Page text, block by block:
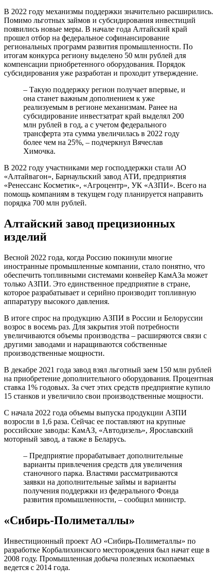
В 2022 году механизмы поддержки значительно расширились.
Помимо льготных займов и субсидирования инвестиций
появились новые меры. В начале года Алтайский край
прошел отбор на федеральное софинансирование
региональных программ развития промышленности. По
итогам конкурса региону выделено 50 млн рублей для
компенсации приобретенного оборудования. Порядок
субсидирования уже разработан и проходит утверждение.
– Такую поддержку регион получает впервые, и
она станет важным дополнением к уже
реализуемым в регионе механизмам. Ранее на
субсидирование инвестзатрат край выделял 200
млн рублей в год, а с учетом федерального
трансферта эта сумма увеличилась в 2022 году
более чем на 25%, – подчеркнул Вячеслав
Химочка.
В 2022 году участниками мер господдержки стали АО
«Алтайвагон», Барнаульский завод АТИ, предприятия
«Ренессанс Косметик», «Агроцентр», УК «АЗПИ». Всего на
помощь компаниям в текущем году планируется направить
порядка 700 млн рублей.
Алтайский завод прецизионных
изделий
Весной 2022 года, когда Россию покинули многие
иностранные промышленные компании, стало понятно, что
обеспечить топливными системами конвейер КамАЗа может
только АЗПИ. Это единственное предприятие в стране,
которое разрабатывает и серийно производит топливную
аппаратуру высокого давления.
В итоге спрос на продукцию АЗПИ в России и Белоруссии
возрос в восемь раз. Для закрытия этой потребности
увеличиваются объемы производства – расширяются связи с
другими заводами и наращиваются собственные
производственные мощности.
В декабре 2021 года завод взял льготный заем 150 млн рублей
на приобретение дополнительного оборудования. Процентная
ставка 1% годовых. За счет этих средств предприятие купило
15 станков и увеличило свои производственные мощности.
С начала 2022 года объемы выпуска продукции АЗПИ
возросли в 1,6 раза. Сейчас ее поставляют на крупные
российские заводы: КамАЗ, «Автодизель», Ярославский
моторный завод, а также в Беларусь.
– Предприятие прорабатывает дополнительные
варианты привлечения средств для увеличения
станочного парка. Властями рассматриваются
заявки на дополнительные займы и варианты
получения поддержки из федерального Фонда
развития промышленности, – сообщил министр.
«Сибирь-Полиметаллы»
Инвестиционный проект АО «Сибирь-Полиметаллы» по
разработке Корбалихинского месторождения был начат еще в
2008 году. Промышленная добыча полезных ископаемых
ведется с 2014 года.